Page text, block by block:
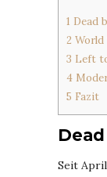
1 Dead
2 World
3 Left
4
5 Fazit
Seit